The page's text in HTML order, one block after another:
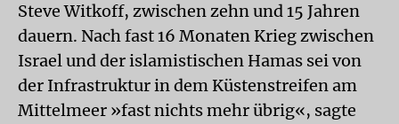
Steve Witkoff, zwischen zehn und 15 Jahren
dauern. Nach fast 16 Monaten Krieg zwischen
Israel und der islamistischen Hamas sei von
der Infrastruktur in dem Küstenstreifen am
Mittelmeer »fast nichts mehr übrig«, sagte